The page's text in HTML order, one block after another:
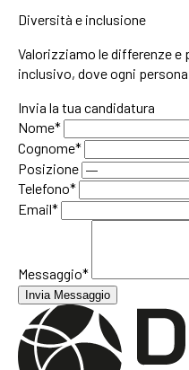
Diversità e inclusione
Valorizziamo le differenze
inclusivo, dove ogni
Invia la tua candidatura
Nome*
Cognome*
Posizione
Telefono*
Email*
Messaggio*
Invia Messaggio